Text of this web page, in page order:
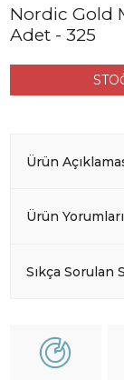
Nordic Gold
Adet - 325
Ürün
Ürün Yorumları
Sıkça Sorulan